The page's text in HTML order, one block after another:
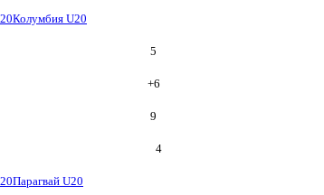
Колумбия U20
5
+6
9
4
Парагвай U20